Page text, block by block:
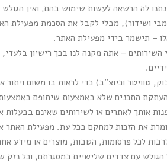
לה הרשאה לעשות שימוש בהם, ואין
ושידור), מבלי לקבל את הסכמת מפעילת
– תישמר בידי מפעילת האתר.
– אתה מקנה לנו בכך רישיון
טוויטר וכיוצ"ב) כדי לראות בו משום
התכנים שלא באמצעות שיתופם
אותך לאתרים או לשירותים שאינם
את הזכות למחקם בכל עת. מפעילת האתר
לכל פרסומות, הטבות, מוצרים או מידע
עם צדדים שלישיים במסגרתם, וכל נזק